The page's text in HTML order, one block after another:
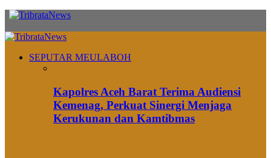
SEPUTAR MEULABOH
Kapolres Aceh Barat Terima Audiensi
Kemenag, Perkuat Sinergi Menjaga
Kerukunan dan Kamtibmas